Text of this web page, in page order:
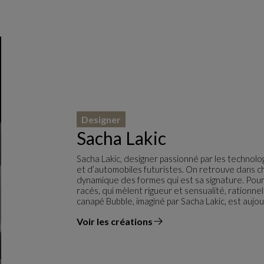
Sacha Lakic
Designer
Sacha Lakic, designer passionné par les
et d’automobiles futuristes. On retrouve dans
dynamique des formes qui est sa signature.
racés, qui mèlent rigueur et sensualité,
canapé Bubble, imaginé par Sacha Lakic, est
Voir les créations
du designer